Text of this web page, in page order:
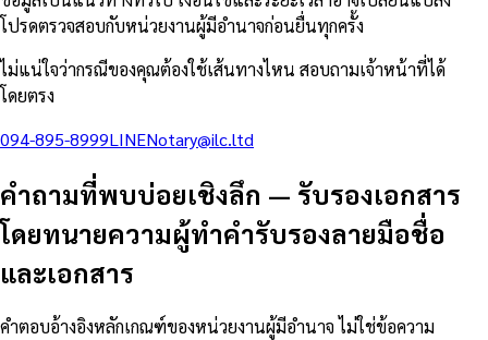
โปรดตรวจสอบกับหน่วยงานผู้มีอำนาจก่อนยื่นทุกครั้ง
ไม่แน่ใจว่ากรณีของคุณต้องใช้เส้นทางไหน สอบถามเจ้าหน้าที่ได้
โดยตรง
094-895-8999LINENotary@ilc.ltd
คำถามที่พบบ่อยเชิงลึก — รับรองเอกสาร
โดยทนายความผู้ทำคำรับรองลายมือชื่อ
และเอกสาร
คำตอบอ้างอิงหลักเกณฑ์ของหน่วยงานผู้มีอำนาจ ไม่ใช่ข้อความ